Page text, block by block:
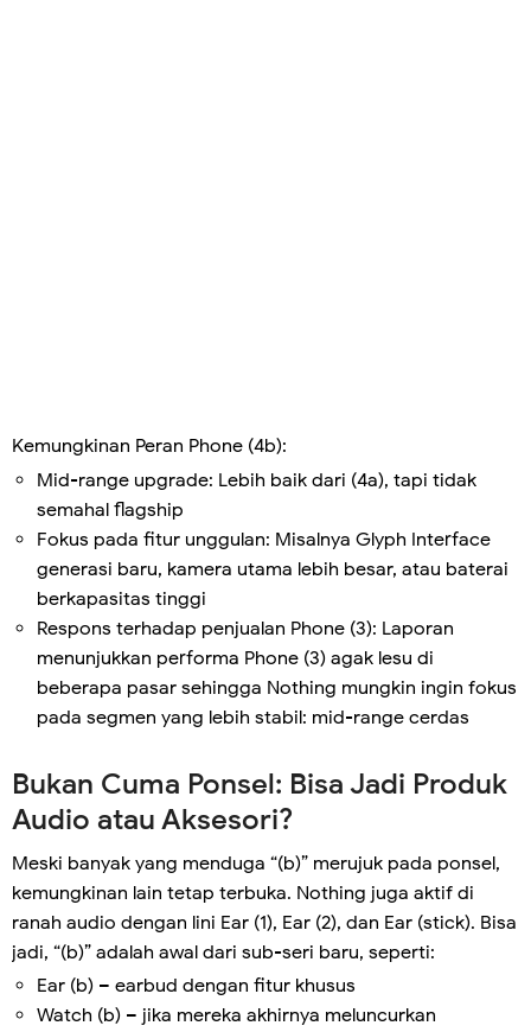
Kemungkinan Peran Phone (4b):
Mid-range upgrade: Lebih baik dari (4a), tapi tidak
semahal flagship
Fokus pada fitur unggulan: Misalnya Glyph Interface
generasi baru, kamera utama lebih besar, atau baterai
berkapasitas tinggi
Respons terhadap penjualan Phone (3): Laporan
menunjukkan performa Phone (3) agak lesu di
beberapa pasar sehingga Nothing mungkin ingin fokus
pada segmen yang lebih stabil: mid-range cerdas
Bukan Cuma Ponsel: Bisa Jadi Produk
Audio atau Aksesori?
Meski banyak yang menduga “(b)” merujuk pada ponsel,
kemungkinan lain tetap terbuka. Nothing juga aktif di
ranah audio dengan lini Ear (1), Ear (2), dan Ear (stick). Bisa
jadi, “(b)” adalah awal dari sub-seri baru, seperti:
Ear (b) – earbud dengan fitur khusus
Watch (b) – jika mereka akhirnya meluncurkan